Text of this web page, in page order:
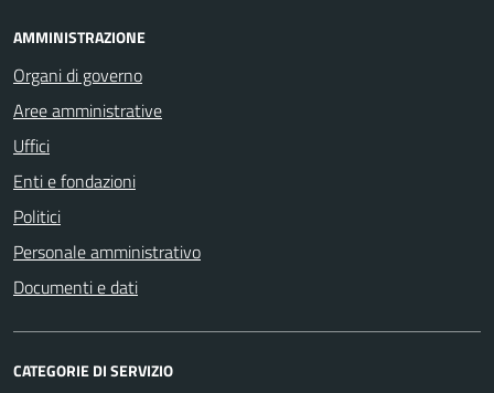
AMMINISTRAZIONE
Organi di governo
Aree amministrative
Uffici
Enti e fondazioni
Politici
Personale amministrativo
Documenti e dati
CATEGORIE DI SERVIZIO